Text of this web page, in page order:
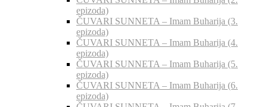
epizoda)
ČUVARI SUNNETA – Imam Buharija (3.
epizoda)
ČUVARI SUNNETA – Imam Buharija (4.
epizoda)
ČUVARI SUNNETA – Imam Buharija (5.
epizoda)
ČUVARI SUNNETA – Imam Buharija (6.
epizoda)